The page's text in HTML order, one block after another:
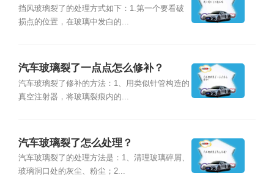
挡风玻璃裂了的处理方式如下：1.第一个要看破
损点的位置，在玻璃中发白的...
汽车玻璃裂了一点点怎么修补？
汽车玻璃裂了修补的方法：1、用类似针管构造的
真空注射器，将玻璃裂痕内的...
汽车玻璃裂了怎么处理？
汽车玻璃裂了的处理方法是：1、清理玻璃碎屑、
玻璃洞口处的灰尘、粉尘；2...